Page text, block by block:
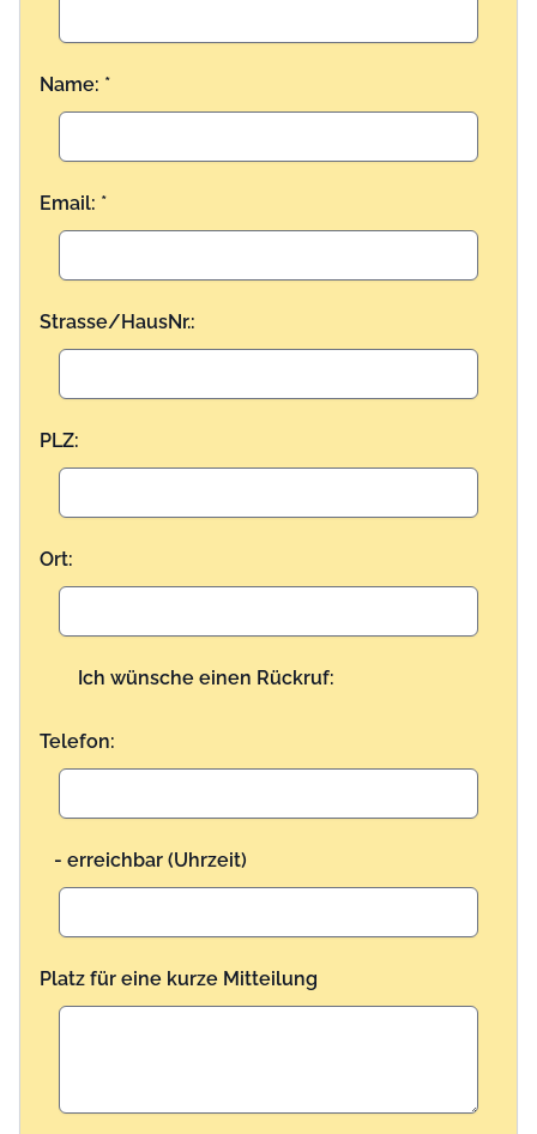
Name: *
Email: *
Strasse/HausNr.:
PLZ:
Ort:
Ich wünsche einen Rückruf:
Telefon:
- erreichbar (Uhrzeit)
Platz für eine kurze Mitteilung